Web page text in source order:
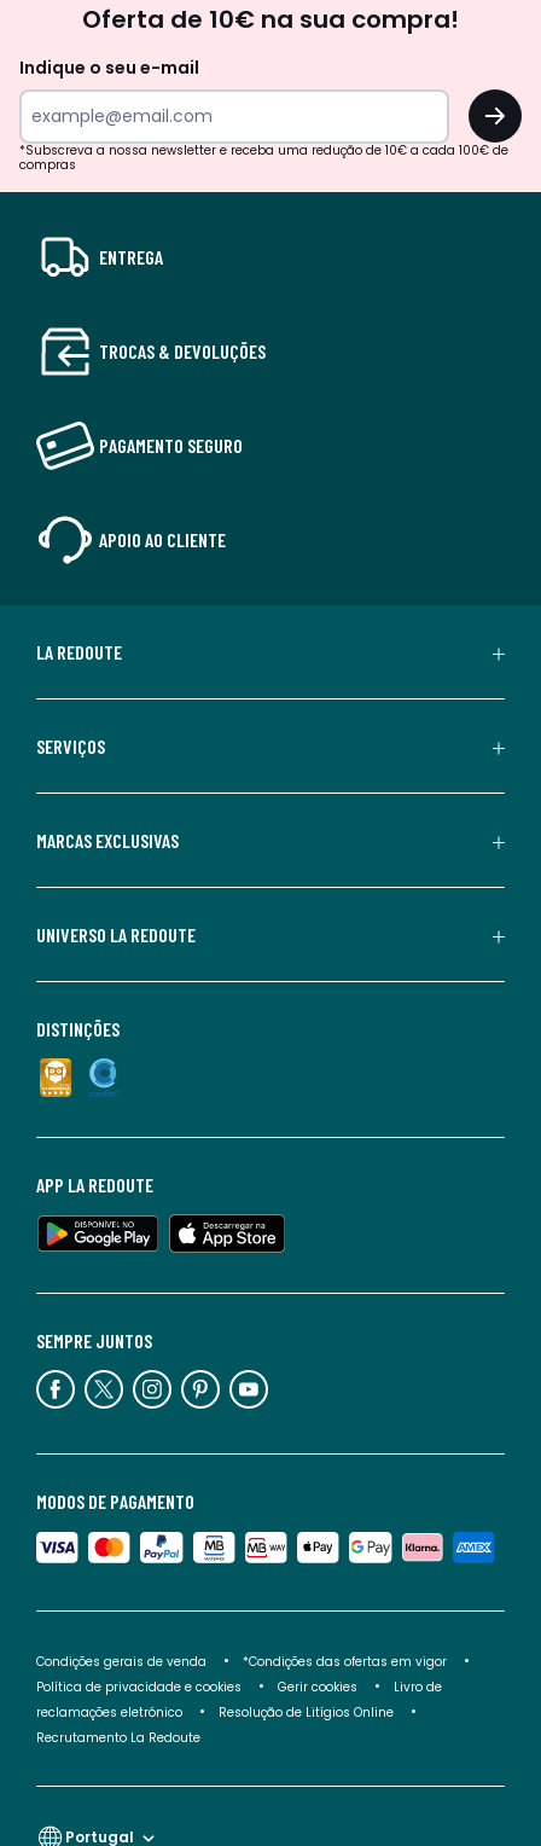
Oferta de 10€ na sua compra!
Indique o seu e-mail
OK
*Subscreva a nossa newsletter e receba uma redução de 10€ a cada 100€ de
compras
ENTREGA
TROCAS & DEVOLUÇÕES
PAGAMENTO SEGURO
APOIO AO CLIENTE
LA REDOUTE
SERVIÇOS
MARCAS EXCLUSIVAS
UNIVERSO LA REDOUTE
MODOS DE PAGAMENTO
SEMPRE JUNTOS
APP LA REDOUTE
DISTINÇÕES
Condições gerais de venda
*Condições das ofertas em vigor
Política de privacidade e cookies
Gerir cookies
Livro de
reclamações eletrónico
Resolução de Litígios Online
Recrutamento La Redoute
Portugal